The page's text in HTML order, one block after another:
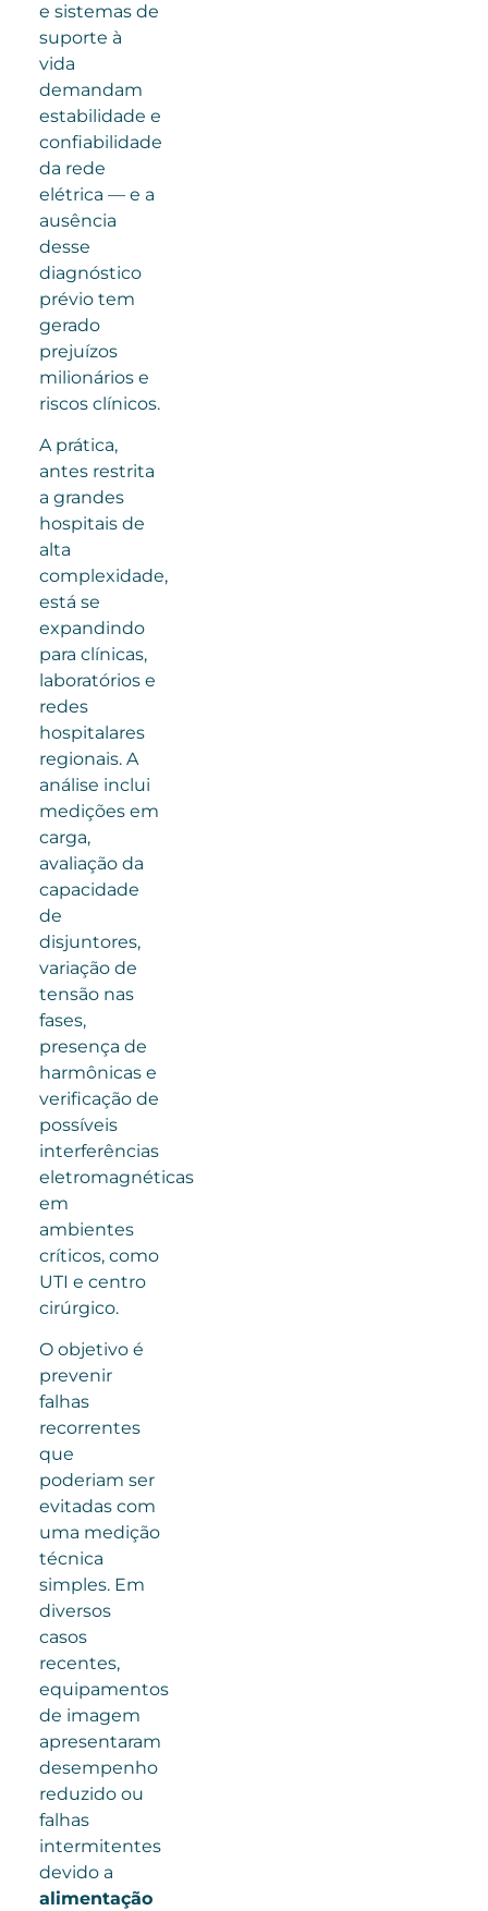
e sistemas de
suporte à
vida
demandam
estabilidade e
confiabilidade
da rede
elétrica — e a
ausência
desse
diagnóstico
prévio tem
gerado
prejuízos
milionários e
riscos clínicos.
A prática,
antes restrita
a grandes
hospitais de
alta
complexidade,
está se
expandindo
para clínicas,
laboratórios e
redes
hospitalares
regionais. A
análise inclui
medições em
carga,
avaliação da
capacidade
de
disjuntores,
variação de
tensão nas
fases,
presença de
harmônicas e
verificação de
possíveis
interferências
eletromagnéticas
em
ambientes
críticos, como
UTI e centro
cirúrgico.
O objetivo é
prevenir
falhas
recorrentes
que
poderiam ser
evitadas com
uma medição
técnica
simples. Em
diversos
casos
recentes,
equipamentos
de imagem
apresentaram
desempenho
reduzido ou
falhas
intermitentes
devido a
alimentação